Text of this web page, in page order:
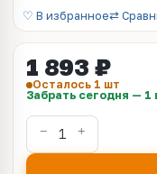
♡ В избранное⇄
1 893 ₽
Осталось 1 шт
Забрать сегодня —